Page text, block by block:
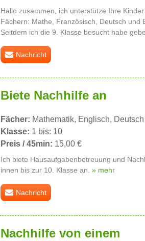
Hallo zusammen, ich unterstütze Ihre
Fächern: Mathe, Französisch, Deutsch und
Seitdem ich die 9. Klasse besucht habe
Nachricht
Biete Nachhilfe an
Fächer: Mathematik, Englisch, Deutsch
Klasse: 1 bis: 10
Preis / 45min: 15,00 €
Ich biete Hausaufgabenbetreuung und
innen bis zur 10. Klasse an. » mehr
Nachricht
Nachhilfe von einem